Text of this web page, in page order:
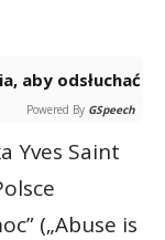
Powered By GSpeech
Yves Saint
(„Abuse is